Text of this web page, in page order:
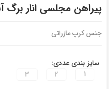
پیراهن مجلسی انار برگ
جنس کرپ مازراتی
سایز بندی عددی:
1
2
3